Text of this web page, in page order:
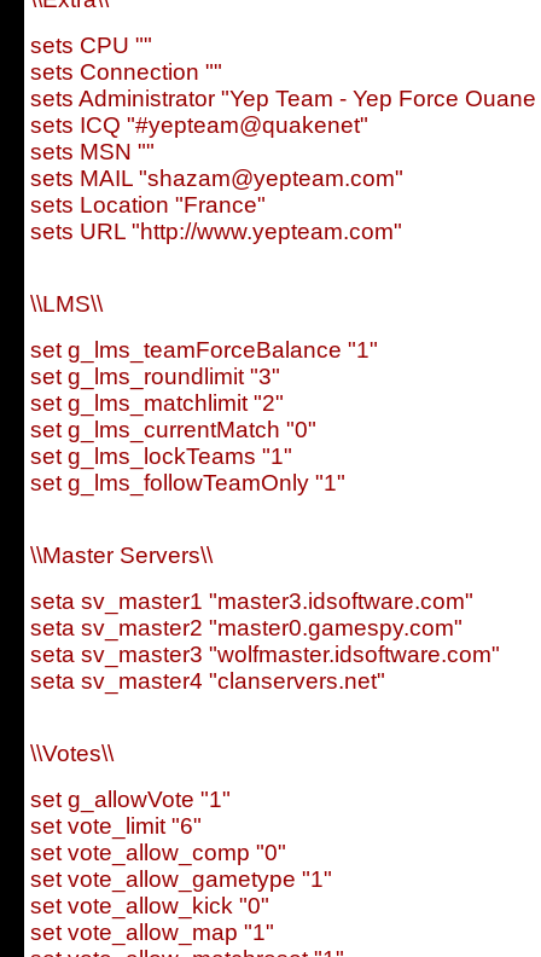
sets CPU ""
sets Connection ""
sets Administrator "Yep Team - Yep Force
sets ICQ "#yepteam@quakenet"
sets MSN ""
sets MAIL "shazam@yepteam.com"
sets Location "France"
sets URL "http://www.yepteam.com"
\\LMS\\
set g_lms_teamForceBalance "1"
set g_lms_roundlimit "3"
set g_lms_matchlimit "2"
set g_lms_currentMatch "0"
set g_lms_lockTeams "1"
set g_lms_followTeamOnly "1"
\\Master Servers\\
seta sv_master1 "master3.idsoftware.com"
seta sv_master2 "master0.gamespy.com"
seta sv_master3 "wolfmaster.idsoftware.com"
seta sv_master4 "clanservers.net"
\\Votes\\
set g_allowVote "1"
set vote_limit "6"
set vote_allow_comp "0"
set vote_allow_gametype "1"
set vote_allow_kick "0"
set vote_allow_map "1"